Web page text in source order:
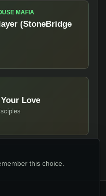
MAFIA
(StoneBridge
Love
this choice.